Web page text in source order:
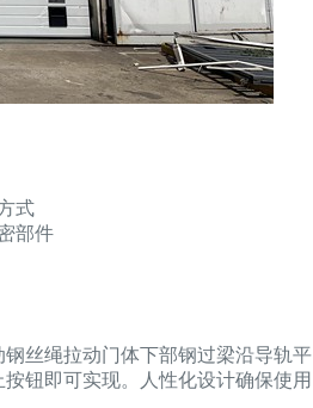
式
部件
丝绳拉动门体下部钢过梁沿导轨平
钮即可实现。人性化设计确保使用